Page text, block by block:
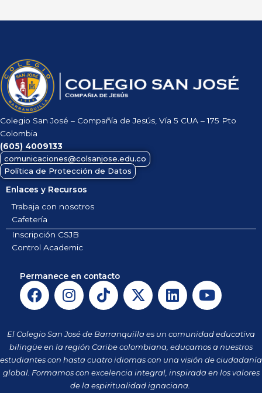
Colegio San José – Compañía de Jesús, Vía 5 CUA – 175 Pto
Colombia
(605) 4009133
comunicaciones@colsanjose.edu.co
Política de Protección de Datos
Enlaces y Recursos
Trabaja con nosotros
Cafetería
Inscripción CSJB
Control Academic
Permanece en contacto
F
a
e
b
o
o
I
n
t
a
g
r
a
T
i
t
o
k
X
-
w
i
t
t
e
L
i
k
e
d
i
n
Y
o
t
u
b
e
El Colegio San José de Barranquilla es un comunidad educativa
bilingüe en la región Caribe colombiana, educamos a nuestros
estudiantes con hasta cuatro idiomas con una visión de ciudadanía
global. Formamos con excelencia integral, inspirada en los valores
de la espiritualidad ignaciana.